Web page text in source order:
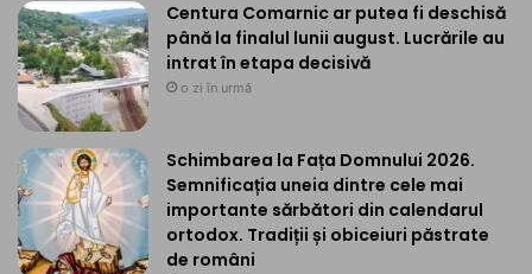
Centura Comarnic ar putea fi deschisă
până la finalul lunii august. Lucrările au
intrat în etapa decisivă
o zi în urmă
Schimbarea la Fața Domnului 2026.
Semnificația uneia dintre cele mai
importante sărbători din calendarul
ortodox. Tradiții și obiceiuri păstrate
de români